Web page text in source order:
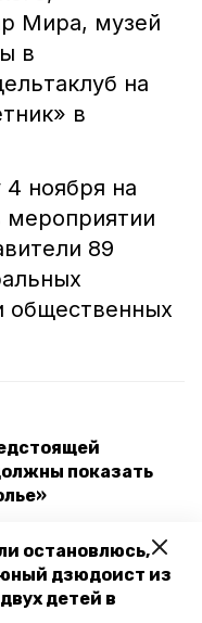
остановлюсь,
дзюдоист из
детей в
Мира, музей
в
на
в
4 ноября на
89
общественных
показать
страна»
Ставрополья —